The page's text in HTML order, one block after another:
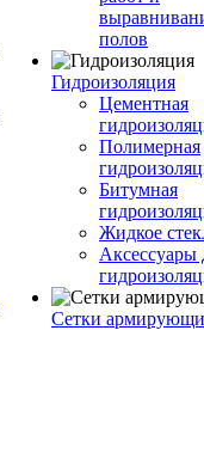
полов
Гидроизоляция
Цементная
Полимерная
Битумная
Жидкое
Аксессуары
Сетки